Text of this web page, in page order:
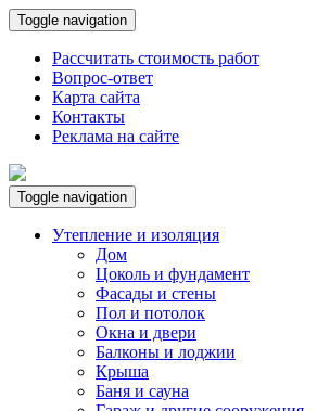
Toggle navigation
Рассчитать стоимость работ
Вопрос-ответ
Карта сайта
Контакты
Реклама на сайте
Toggle navigation
Утепление и изоляция
Дом
Цоколь и фундамент
Фасады и стены
Пол и потолок
Окна и двери
Балконы и лоджии
Крыша
Баня и сауна